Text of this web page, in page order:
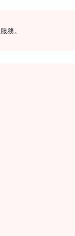
務。